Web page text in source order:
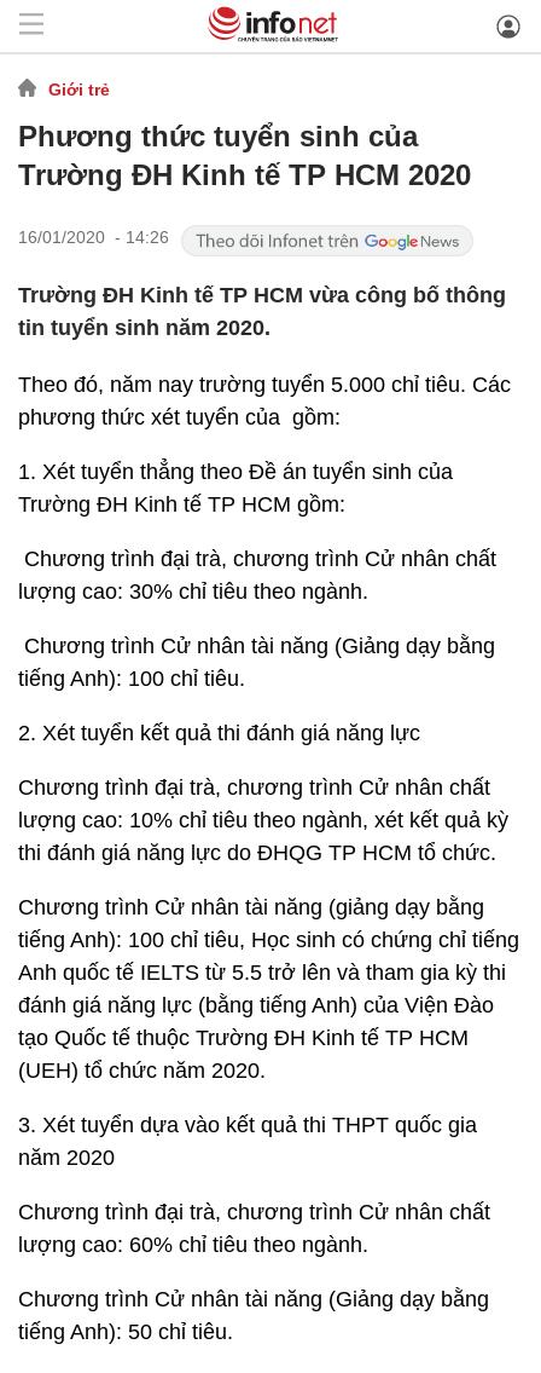
Giới trẻ
Phương thức tuyển sinh của
Trường ĐH Kinh tế TP HCM 2020
16/01/2020 - 14:26
Trường ĐH Kinh tế TP HCM vừa công bố thông
tin tuyển sinh năm 2020.
Theo đó, năm nay trường tuyển 5.000 chỉ tiêu. Các
phương thức xét tuyển của gồm:
1. Xét tuyển thẳng theo Đề án tuyển sinh của
Trường ĐH Kinh tế TP HCM gồm:
Chương trình đại trà, chương trình Cử nhân chất
lượng cao: 30% chỉ tiêu theo ngành.
Chương trình Cử nhân tài năng (Giảng dạy bằng
tiếng Anh): 100 chỉ tiêu.
2. Xét tuyển kết quả thi đánh giá năng lực
Chương trình đại trà, chương trình Cử nhân chất
lượng cao: 10% chỉ tiêu theo ngành, xét kết quả kỳ
thi đánh giá năng lực do ĐHQG TP HCM tổ chức.
Chương trình Cử nhân tài năng (giảng dạy bằng
tiếng Anh): 100 chỉ tiêu, Học sinh có chứng chỉ tiếng
Anh quốc tế IELTS từ 5.5 trở lên và tham gia kỳ thi
đánh giá năng lực (bằng tiếng Anh) của Viện Đào
tạo Quốc tế thuộc Trường ĐH Kinh tế TP HCM
(UEH) tổ chức năm 2020.
3. Xét tuyển dựa vào kết quả thi THPT quốc gia
năm 2020
Chương trình đại trà, chương trình Cử nhân chất
lượng cao: 60% chỉ tiêu theo ngành.
Chương trình Cử nhân tài năng (Giảng dạy bằng
tiếng Anh): 50 chỉ tiêu.